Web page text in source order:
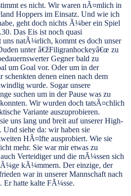
es nicht. Wir waren nÃ¤mlich in
Hoppers im Einsatz. Und wie ich
geht doch nichts Ã¼ber ein Spiel
Das Eis ist noch quasi
natÃ¼rlich, kommt es doch unser
unter â€žFiligranhockeyâ€œ zu
Gegner bald zu
um Goal vor. Oder um in der
schenkten denen einen nach dem
wurde. Sogar unsere
suchen um in der Pause was zu
Wir wurden doch tatsÃ¤chlich
Variante auszuprobieren.
uns lang und breit auf unserer High-
siehe da: wir haben sie
HÃ¤lfte ausprobiert. Wie sie
mehr. Sie war mir etwas zu
Verteidiger und die mÃ¼ssen sich
kÃ¼mmern. Der einzige, der
war in unserer Mannschaft nach
Er hatte kalte FÃ¼sse.